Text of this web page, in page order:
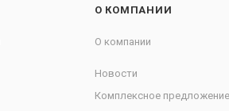
О КОМПАНИИ
О компании
Новости
Комплексное предложение